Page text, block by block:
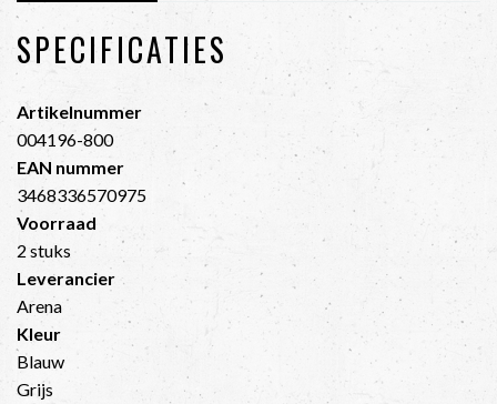
SPECIFICATIES
Artikelnummer
004196-800
EAN nummer
3468336570975
Voorraad
2 stuks
Leverancier
Arena
Kleur
Blauw
Grijs